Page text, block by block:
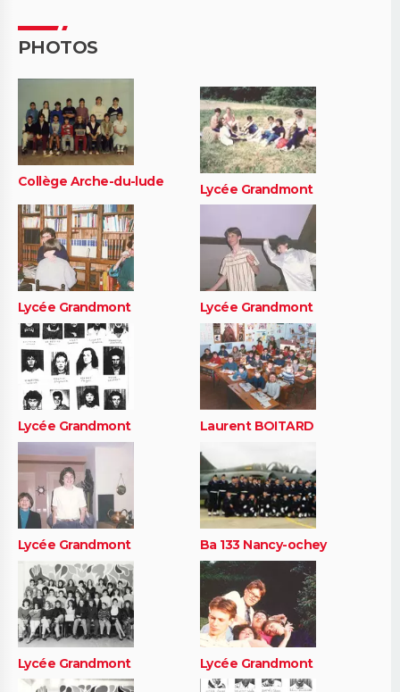
PHOTOS
Collège Arche-du-lude Lycée Grandmont
Lycée Grandmont Lycée Grandmont
Lycée Grandmont Laurent BOITARD
Lycée Grandmont Ba 133 Nancy-ochey
Lycée Grandmont Lycée Grandmont